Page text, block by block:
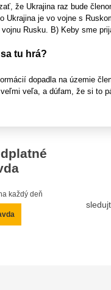
že Ukrajina raz bude
Ukrajina je vo vojne s
Rusku. B) Keby sme
tu hrá?
dopadla na územie
veľa, a dúfam, že si to
každý deň